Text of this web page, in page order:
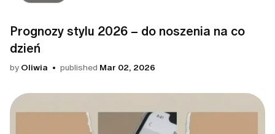
Prognozy stylu 2026 – do noszenia na co
dzień
by Oliwia published Mar 02, 2026